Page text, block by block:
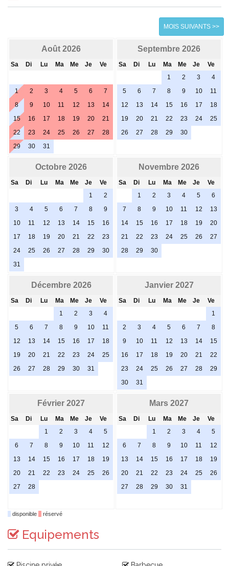
MOIS SUIVANTS >>
Août 2026
Sa Di Lu Ma Me Je Ve
1 2 3 4 5 6
7
8
9 10 11 12 13
14
15
16 17 18 19 20
21
22
23 24 25 26 27
28
29
30 31
Septembre 2026
Sa Di Lu Ma Me Je
Ve
1
2 3
4
5
6 7 8 9 10
11
12
13 14 15 16 17
18
19
20 21 22 23 24
25
26
27 28 29 30
Octobre 2026
Sa Di Lu Ma Me Je
Ve
1
2
3
4 5 6 7 8
9
10
11 12 13 14 15
16
17
18 19 20 21 22
23
24
25 26 27 28 29
30
31
Novembre 2026
Sa Di Lu Ma Me Je
Ve
1
2 3 4 5
6
7
8 9 10 11 12
13
14
15 16 17 18 19
20
21
22 23 24 25 26
27
28
29 30
Décembre 2026
Sa Di Lu Ma Me Je
Ve
1
2 3
4
5
6 7 8 9 10
11
12
13 14 15 16 17
18
19
20 21 22 23 24
25
26
27 28 29 30 31
Janvier 2027
Sa Di Lu Ma Me Je
Ve
1
2
3 4 5 6 7
8
9
10 11 12 13 14
15
16
17 18 19 20 21
22
23
24 25 26 27 28
29
30
31
Février 2027
Sa Di Lu Ma Me Je
Ve
1
2 3 4
5
6
7 8 9 10 11
12
13
14 15 16 17 18
19
20
21 22 23 24 25
26
27
28
Mars 2027
Sa Di Lu Ma Me Je
Ve
1
2 3 4
5
6
7 8 9 10 11
12
13
14 15 16 17 18
19
20
21 22 23 24 25
26
27
28 29 30 31
disponible réservé
Equipements